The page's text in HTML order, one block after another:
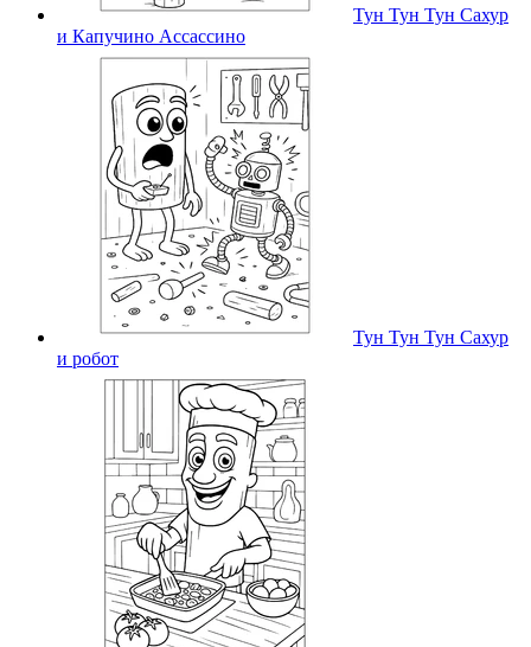
Тун Тун Тун Сахур
и Капучино Ассассино
Тун Тун Тун Сахур
и робот